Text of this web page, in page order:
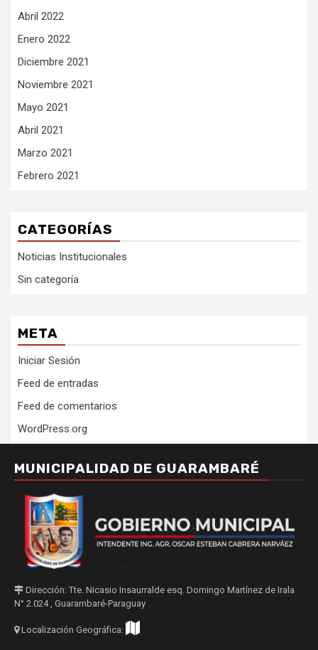
Abril 2022
Enero 2022
Diciembre 2021
Noviembre 2021
Mayo 2021
Abril 2021
Marzo 2021
Febrero 2021
CATEGORÍAS
Noticias Institucionales
Sin categoría
META
Iniciar Sesión
Feed de entradas
Feed de comentarios
WordPress.org
MUNICIPALIDAD DE GUARAMBARÉ
Dirección: Tte. Nicasio Insaurralde esq. Domingo Martínez de Irala
N° 2.024 , Guarambaré-Paraguay
Localización Geográfica: